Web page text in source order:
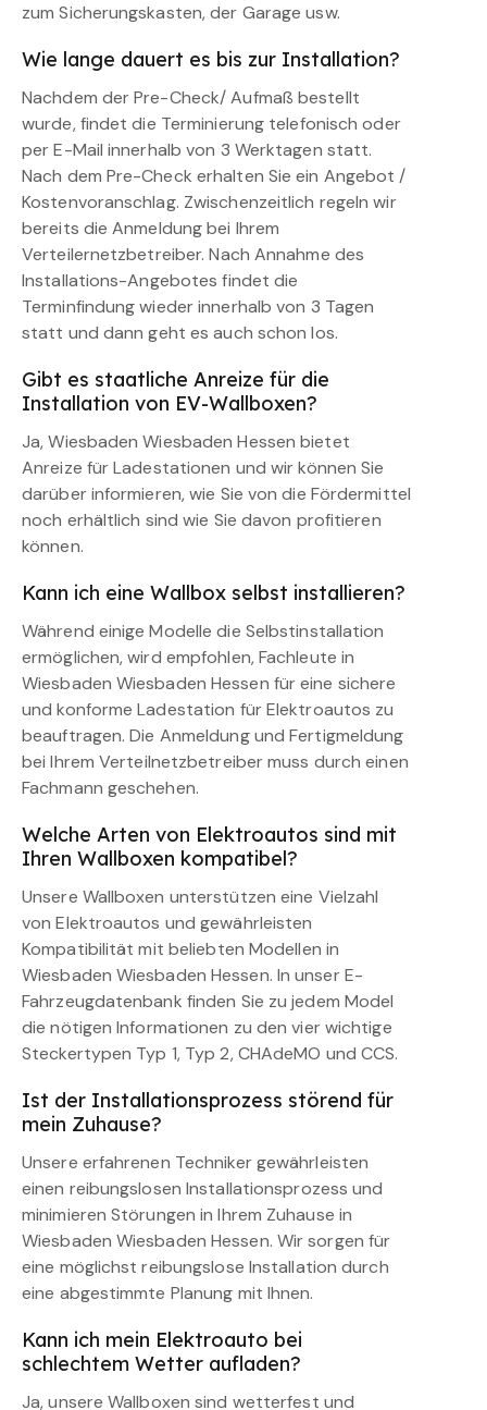
zum Sicherungskasten, der Garage usw.
Wie lange dauert es bis zur Installation?
Nachdem der Pre-Check/ Aufmaß bestellt
wurde, findet die Terminierung telefonisch oder
per E-Mail innerhalb von 3 Werktagen statt.
Nach dem Pre-Check erhalten Sie ein Angebot /
Kostenvoranschlag. Zwischenzeitlich regeln wir
bereits die Anmeldung bei Ihrem
Verteilernetzbetreiber. Nach Annahme des
Installations-Angebotes findet die
Terminfindung wieder innerhalb von 3 Tagen
statt und dann geht es auch schon los.
Gibt es staatliche Anreize für die
Installation von EV-Wallboxen?
Ja, Wiesbaden Wiesbaden Hessen bietet
Anreize für Ladestationen und wir können Sie
darüber informieren, wie Sie von die Fördermittel
noch erhältlich sind wie Sie davon profitieren
können.
Kann ich eine Wallbox selbst installieren?
Während einige Modelle die Selbstinstallation
ermöglichen, wird empfohlen, Fachleute in
Wiesbaden Wiesbaden Hessen für eine sichere
und konforme Ladestation für Elektroautos zu
beauftragen. Die Anmeldung und Fertigmeldung
bei Ihrem Verteilnetzbetreiber muss durch einen
Fachmann geschehen.
Welche Arten von Elektroautos sind mit
Ihren Wallboxen kompatibel?
Unsere Wallboxen unterstützen eine Vielzahl
von Elektroautos und gewährleisten
Kompatibilität mit beliebten Modellen in
Wiesbaden Wiesbaden Hessen. In unser E-
Fahrzeugdatenbank finden Sie zu jedem Model
die nötigen Informationen zu den vier wichtige
Steckertypen Typ 1, Typ 2, CHAdeMO und CCS.
Ist der Installationsprozess störend für
mein Zuhause?
Unsere erfahrenen Techniker gewährleisten
einen reibungslosen Installationsprozess und
minimieren Störungen in Ihrem Zuhause in
Wiesbaden Wiesbaden Hessen. Wir sorgen für
eine möglichst reibungslose Installation durch
eine abgestimmte Planung mit Ihnen.
Kann ich mein Elektroauto bei
schlechtem Wetter aufladen?
Ja, unsere Wallboxen sind wetterfest und